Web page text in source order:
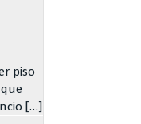
piso
[…]